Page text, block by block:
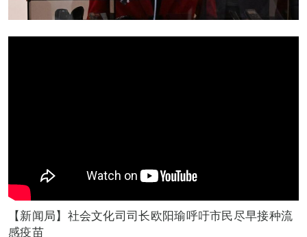
【新闻局】社会文化司司长欧阳瑜呼吁市民尽早接种流
感疫苗